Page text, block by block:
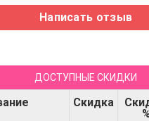
ДОСТУПНЫЕ СКИДКИ
Скидка